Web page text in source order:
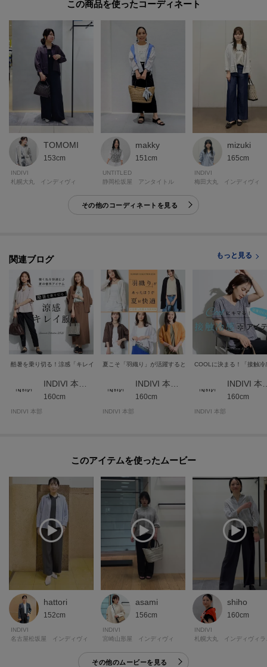
た、パソコン・スマートフォンなどの環境により、若干製品と画像のカラー
が異なる場合もございます。
【生地詳細】
透け感：ややあり
伸縮性：なし
生地の厚み：普通
裏地：なし
洗濯方法：洗濯機洗い可
モデル情報：身長167cm B80 W57 H83 着用サイズ：38（M）
この商品を使った
TOMOMI
153cm
INDIVI
札幌大丸 インディヴィ
makky
151cm
UNTITLED
静岡松坂屋 アンタイトル
mizuki
165cm
INDIVI
梅田大丸 インディヴィ
その他のコーディネートを見る
関連ブログ もっと見る
酷暑を乗り切る！涼感「キレイ服」
160cm
INDIVI 本部
夏こそ「羽織り」が活躍するとき！おすすめ羽織りを紹介♪
160cm
INDIVI 本部
COOLに決まる！「接触
160cm
INDIVI 本部
このアイテムを使ったムービー
hattori
152cm
INDIVI
名古屋松坂屋 インディヴィ
asami
156cm
INDIVI
宮崎山形屋 インディヴィ
shiho
160cm
INDIVI
その他のムービーを見る